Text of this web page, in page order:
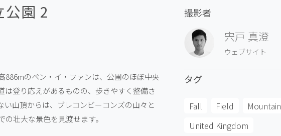
公園 2
のペン・イ・ファンは、公園のほぼ中央
登り応えがあるものの、歩きやすく整備さ
山頂からは、ブレコンビーコンズの山々と
壮大な景色を見渡せます。
撮影者
宍戸 真澄
ウェブサイト
タグ
Fall Field Mountain
United Kingdom